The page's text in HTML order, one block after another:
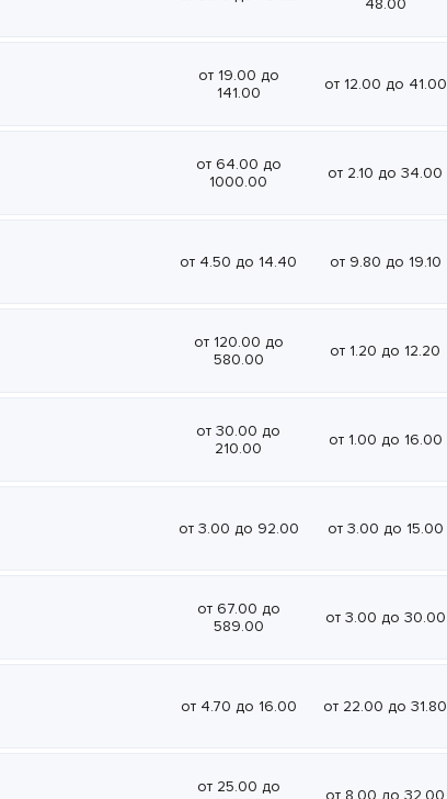
от 19.00 до
141.00
от 12.00 до 41.00
от 64.00 до
1000.00
от 2.10 до 34.00
от 4.50 до 14.40 от 9.80 до 19.10
от 120.00 до
580.00
от 1.20 до 12.20
от 30.00 до
210.00
от 1.00 до 16.00
от 3.00 до 92.00 от 3.00 до 15.00
от 67.00 до
589.00
от 3.00 до 30.00
от 4.70 до 16.00 от 22.00 до 31.80
от 25.00 до
от 8.00 до 32.00